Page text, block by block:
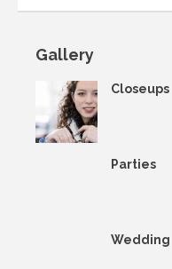
Gallery
Closeups
Parties
Wedding